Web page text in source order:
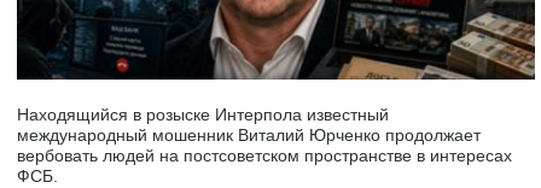
Находящийся в розыске Интерпола известный
международный мошенник Виталий Юрченко продолжает
вербовать людей на постсоветском пространстве в интересах
ФСБ.